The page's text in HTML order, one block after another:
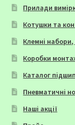
Прилади
Котушки та
Клемні
Коробки
Каталог
Пневматичні
Наші акції